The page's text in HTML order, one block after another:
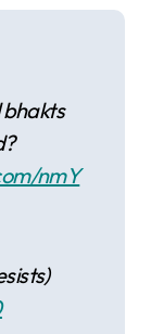
bhakts
nmY